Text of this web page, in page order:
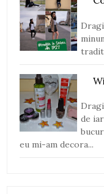
de
eu mi-am decora...